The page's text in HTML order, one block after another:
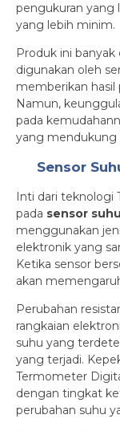
pengukuran yang
yang lebih minim.
Produk ini
digunakan oleh
memberikan hasil
Namun,
pada
yang mendukung
Sensor
Inti dari teknologi
pada sensor
menggunakan
elektronik yang
Ketika sensor
akan
Perubahan
rangkaian
suhu yang
yang terjadi.
Termometer
dengan tingkat
perubahan suhu